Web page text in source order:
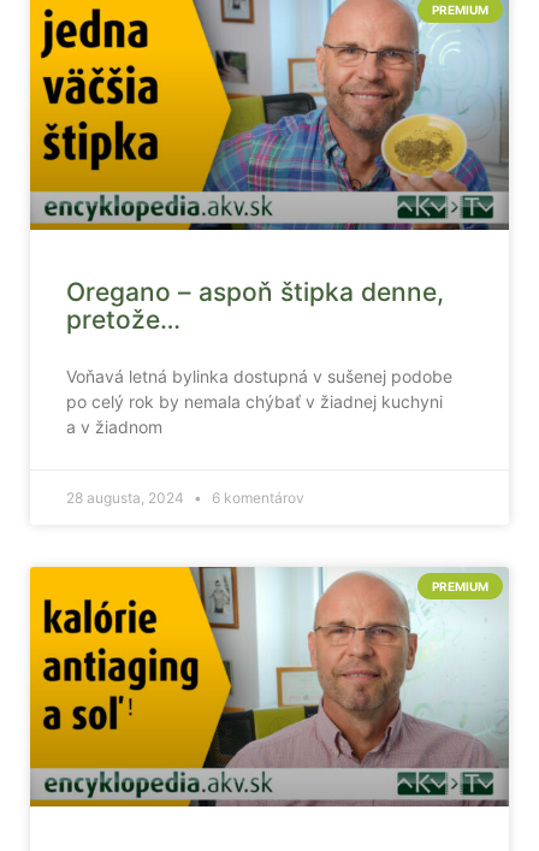
PREMIUM
Oregano – aspoň štipka denne,
pretože…
Voňavá letná bylinka dostupná v sušenej podobe
po celý rok by nemala chýbať v žiadnej kuchyni
a v žiadnom
28 augusta, 2024 6 komentárov
PREMIUM